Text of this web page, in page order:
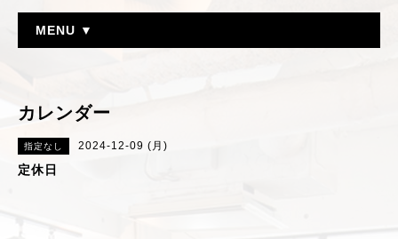
MENU ▼
カレンダー
指定なし 2024-12-09 (月)
定休日